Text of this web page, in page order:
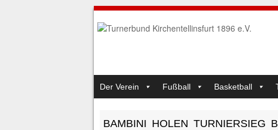
MENU
SKIP TO CONTENT
Der Verein Fußball Basketball
BAMBINI HOLEN TURNIERSIEG